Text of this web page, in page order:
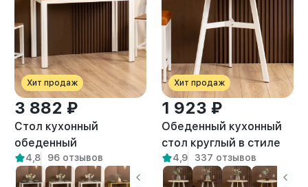
Хит продаж
3 882 ₽
Стол кухонный
обеденный
письменный Лофт Атаго
белый/амаретто
4,8 96 отзывов
Хит продаж
1 923 ₽
Обеденный кухонный
стол круглый в стиле
Лофт Моро белый/
амаретто
4,9 337 отзывов